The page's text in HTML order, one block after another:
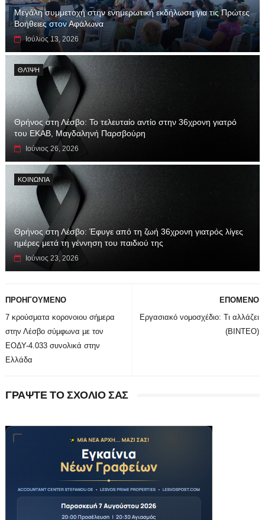
Μεγάλη συμμετοχή στην ενημερωτική εκδήλωση για τις Πρώτες
Βοήθειες στον Αφάλωνα
Ιούλιος 13, 2026
ΘΛΊΨΗ
Θρήνος στη Λέσβο: Το τελευταίο αντίο στην 36χρονη γιατρό
του ΕΚΑΒ, Μαγδαληνή Παρσβούρη
Ιούνιος 26, 2026
ΚΟΙΝΩΝΊΑ
Θρήνος στη Λέσβο: Έφυγε από τη ζωή 36χρονη γιατρός λίγες
ημέρες μετά τη γέννηση του παιδιού της
Ιούνιος 23, 2026
ΕΠΟΜΕΝΟ
Εργασιακό νομοσχέδιο: Τι αλλάζει
(ΒΙΝΤΕΟ)
ΠΡΟΗΓΟΥΜΕΝΟ
7 κρούσματα κορονοιου σήμερα
στην Λέσβο σύμφωνα με τον
ΕΟΔΥ-4.033 συνολικά στην
Ελλάδα
ΓΡΑΨΤΕ ΤΟ ΣΧΟΛΙΟ ΣΑΣ